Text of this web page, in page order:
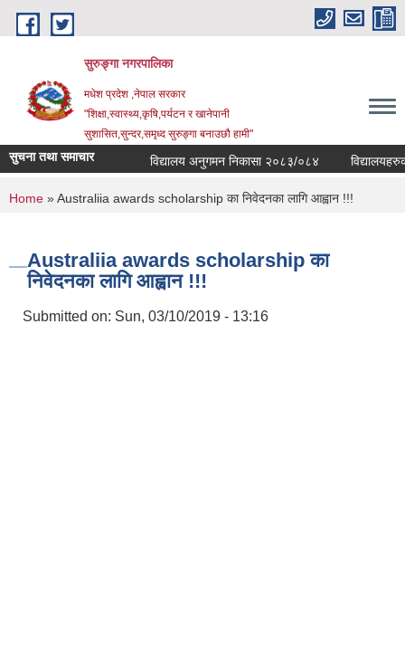
Skip to main content
सुरुङ्‍गा नगरपालिका
मधेश प्रदेश ,नेपाल सरकार
"शिक्षा,स्वास्थ्य,कृषि,पर्यटन र खानेपानी
सुशासित,सुन्दर,समृध्द सुरुङ्गा बनाउछौ हामी"
सुचना तथा समाचार विद्यालय अनुगमन निकासा २०८३/०८४
You are here
Home » Australiia awards scholarship का निवेदनका लागि आह्वान !!!
Australiia awards scholarship का
निवेदनका लागि आह्वान !!!
Submitted on: Sun, 03/10/2019 - 13:16